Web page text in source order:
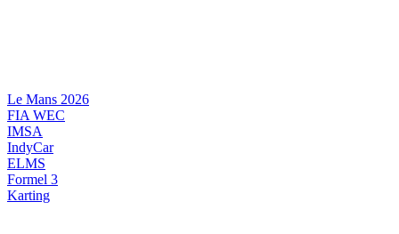
Le Mans 2026
FIA WEC
IMSA
IndyCar
ELMS
Formel 3
Karting